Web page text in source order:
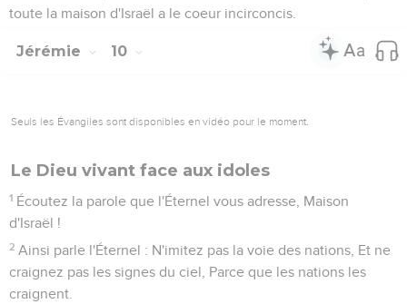
toute la maison d'Israël a le coeur incirconcis.
Jérémie 10
Seuls les Évangiles sont disponibles en vidéo pour le moment.
Le Dieu vivant face aux idoles
1 Écoutez la parole que l'Éternel vous adresse, Maison
d'Israël !
2 Ainsi parle l'Éternel : N'imitez pas la voie des nations, Et ne
craignez pas les signes du ciel, Parce que les nations les
craignent.